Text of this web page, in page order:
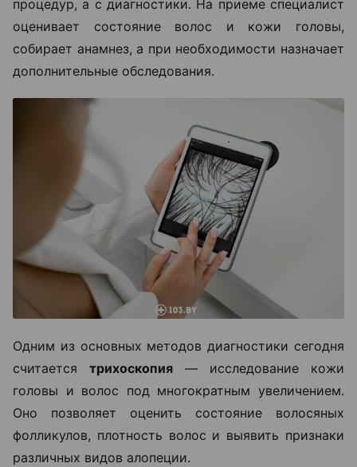
процедур, а с диагностики. На приеме специалист
оценивает состояние волос и кожи головы,
собирает анамнез, а при необходимости назначает
дополнительные обследования.
Одним из основных методов диагностики сегодня
считается трихоскопия — исследование кожи
головы и волос под многократным увеличением.
Оно позволяет оценить состояние волосяных
фолликулов, плотность волос и выявить признаки
различных видов алопеции.